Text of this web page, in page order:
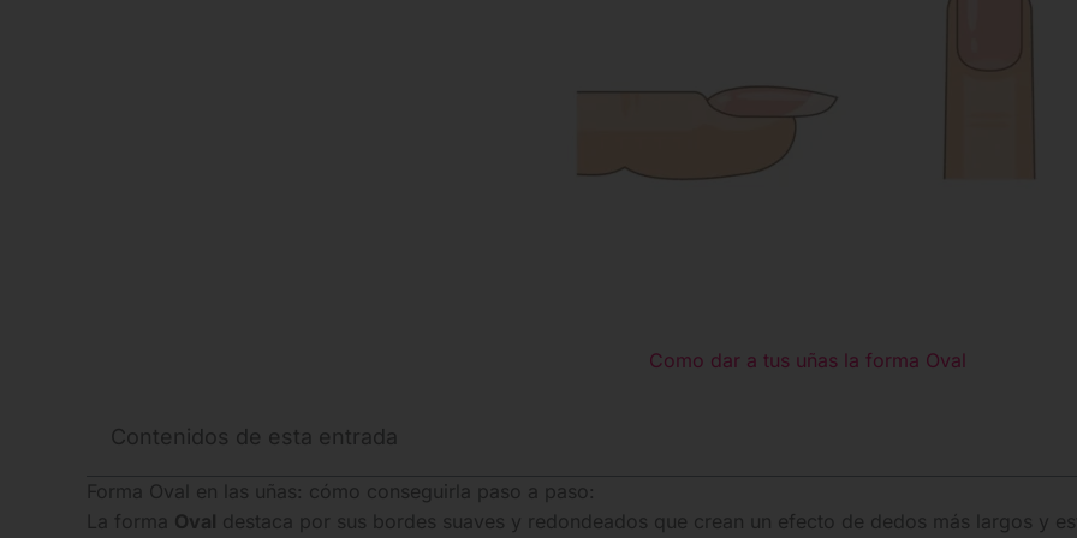
Como dar a tus uñas la forma Oval
Contenidos de esta entrada
Forma Oval en las uñas: cómo conseguirla paso a paso:
La forma Oval destaca por sus bordes suaves y redondeados que crean un efecto de dedos más largos y